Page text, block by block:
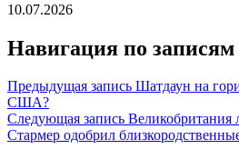
10.07.2026
Навигация по записям
Предыдущая запись Шатдаун на
США?
Следующая запись Великобритания
Стармер одобрил